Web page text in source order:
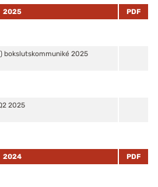
2025
PDF
bokslutskommuniké 2025
2025
2024
PDF